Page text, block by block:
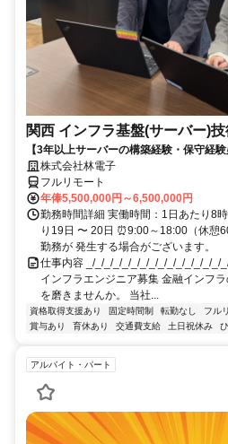
関西 インフラ基盤(サーバー)
【3年以上サーバーの構築経験・保守経
株式会社林電子
フルリモート
年俸5,500,000円～6,500,000円
勤務時間詳細 実働時間：1日あたり8
り19日 〜 20日 ⏰9:00～18:00（休
勤務が 発生する場合がございます。
仕事内容 _/_/_/_/_/_/_/_/_/_/_/_/_/_/_/
インフラエンジニア募集 金融インフ
を磨きませんか。 当社...
資格取得支援あり 固定時間制 転勤なし フル
賞与あり
育休あり 交通費支給 土日祝休み
アルバイト・パート